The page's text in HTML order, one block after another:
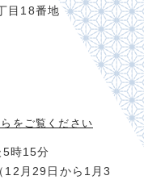
目18番地
をご覧ください
5時15分
12月29日から1月3